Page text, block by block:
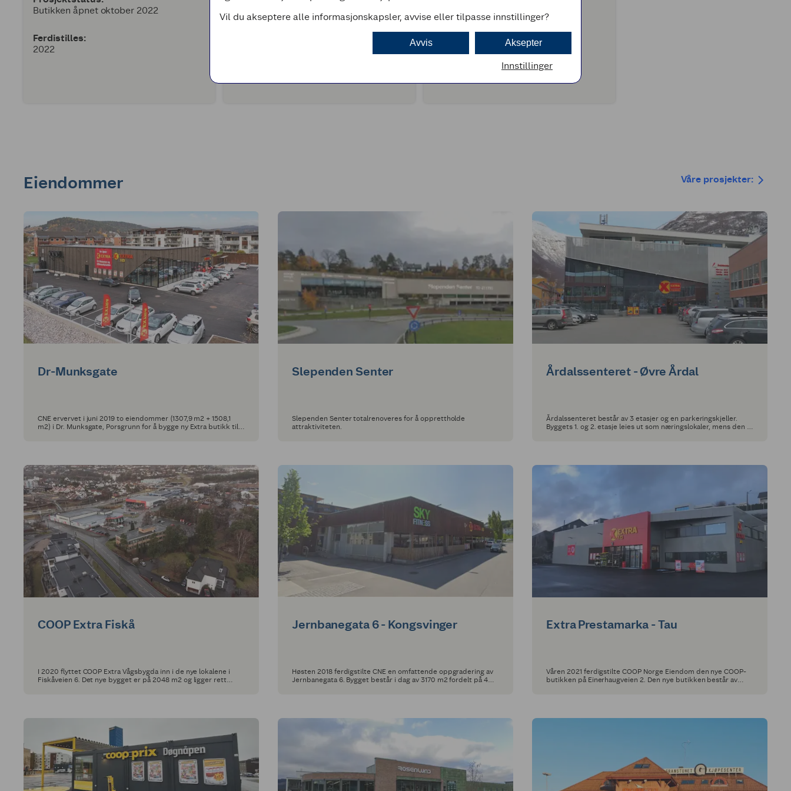
Butikken åpnet oktober 2022
Ferdistilles:
2022
Eiendommer Våre prosjekter:
Dr-Munksgate
CNE ervervet i juni 2019 to eiendommer (1307,9 m2 + 1508,1
m2) i Dr. Munksgate, Porsgrunn for å bygge ny Extra butikk til
Slependen Senter
Slependen Senter totalrenoveres for å opprettholde
attraktiviteten.
Årdalssenteret - Øvre Årdal
Årdalssenteret består av 3 etasjer og en parkeringskjeller.
Byggets 1. og 2. etasje leies ut som næringslokaler, mens den 3.
COOP Extra Fiskå
I 2020 flyttet COOP Extra Vågsbygda inn i de nye lokalene i
Fiskåveien 6. Det nye bygget er på 2048 m2 og ligger rett
Jernbanegata 6 - Kongsvinger
Høsten 2018 ferdigstilte CNE en omfattende oppgradering av
Jernbanegata 6. Bygget består i dag av 3170 m2 fordelt på 4
Extra Prestamarka - Tau
Våren 2021 ferdigstilte COOP Norge Eiendom den nye COOP-
butikken på Einerhaugveien 2. Den nye butikken består av
Vil du akseptere alle informasjonskapsler, avvise eller tilpasse innstillinger?
Aksepter
Avvis
Innstillinger